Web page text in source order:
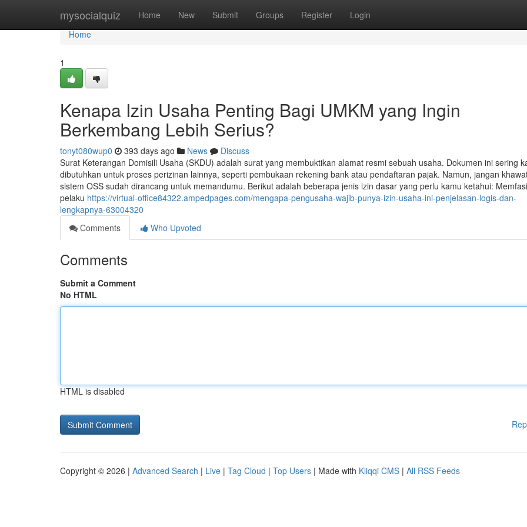
mysocialquiz Home New Submit Groups Register Login
Home
Home
1
Kenapa Izin Usaha Penting Bagi UMKM yang Ingin
Berkembang Lebih Serius?
tonyt080wup0 393 days ago News
Discuss
Surat Keterangan Domisili Usaha (SKDU) adalah surat yang membuktikan alamat resmi sebuah usaha. Dokumen ini sering
dibutuhkan untuk proses perizinan lainnya, seperti pembukaan rekening bank atau pendaftaran pajak. Namun, jangan
sistem OSS sudah dirancang untuk memandumu. Berikut adalah beberapa jenis izin dasar yang perlu kamu ketahui:
pelaku https://virtual-office84322.ampedpages.com/mengapa-pengusaha-wajib-punya-izin-usaha-ini-penjelasan-logis-dan-
lengkapnya-63004320
Comments
Who Upvoted
Comments
Submit a Comment
No HTML
HTML is disabled
Copyright © 2026 | Advanced Search | Live | Tag Cloud | Top Users | Made with Kliqqi CMS | All RSS Feeds